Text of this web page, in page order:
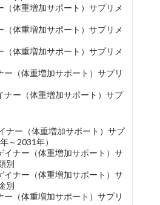
（体重増加サポート）サプリメ
（体重増加サポート）サプリメ
（体重増加サポート）サプリメ
ー（体重増加サポート）サプリ
ナー（体重増加サポート）サプ
ナー（体重増加サポート）サプ
～2031年）
イナー（体重増加サポート）サ
別
イナー（体重増加サポート）サ
別
ー（体重増加サポート）サプリ